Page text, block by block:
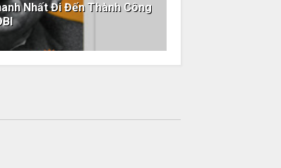
Nhất Đi Đến Thành Công